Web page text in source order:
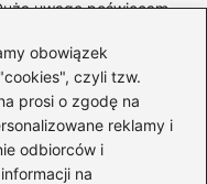
obowiązek
czyli tzw.
prosi o zgodę na
reklamy i
odbiorców i
na
uwagę poświęcam
wybierać
tworzyć spójne i
jak uniknąć